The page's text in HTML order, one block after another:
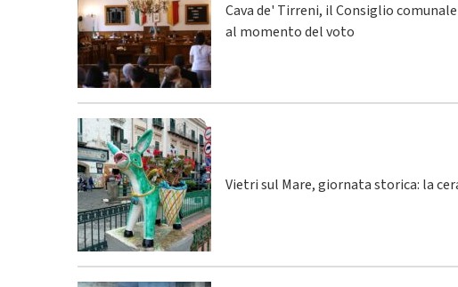
Cava de' Tirreni, il Consiglio
al momento del voto
Vietri sul Mare, giornata storica: la